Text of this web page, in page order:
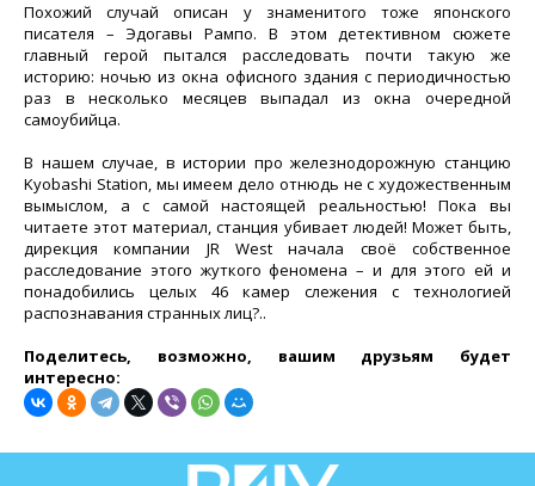
Похожий случай описан у знаменитого тоже японского
писателя – Эдогавы Рампо. В этом детективном сюжете
главный герой пытался расследовать почти такую же
историю: ночью из окна офисного здания с периодичностью
раз в несколько месяцев выпадал из окна очередной
самоубийца.
В нашем случае, в истории про железнодорожную станцию
Kyobashi Station, мы имеем дело отнюдь не с художественным
вымыслом, а с самой настоящей реальностью! Пока вы
читаете этот материал, станция убивает людей! Может быть,
дирекция компании JR West начала своё собственное
расследование этого жуткого феномена – и для этого ей и
понадобились целых 46 камер слежения с технологией
распознавания странных лиц?..
Поделитесь, возможно, вашим друзьям будет
интересно: